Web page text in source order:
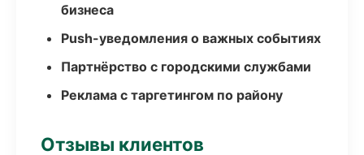
бизнеса
Push-уведомления о важных событиях
Партнёрство с городскими службами
Реклама с таргетингом по району
Отзывы клиентов